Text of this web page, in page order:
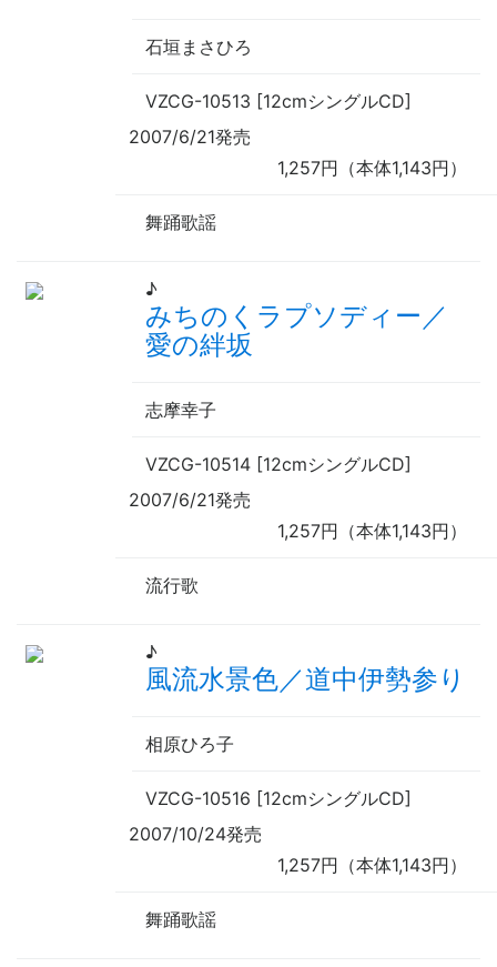
石垣まさひろ
VZCG-10513 [12cmシングルCD]
2007/6/21発売
1,257円（本体1,143円）
舞踊歌謡
♪
みちのくラプソディー／
愛の絆坂
志摩幸子
VZCG-10514 [12cmシングルCD]
2007/6/21発売
1,257円（本体1,143円）
流行歌
♪
風流水景色／道中伊勢参り
相原ひろ子
VZCG-10516 [12cmシングルCD]
2007/10/24発売
1,257円（本体1,143円）
舞踊歌謡